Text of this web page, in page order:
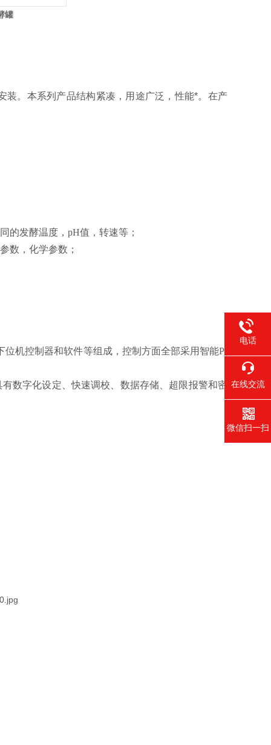
罐
装。本系列产品结构紧凑，用途广泛，性能*。在产
的发酵温度，pH值，转速等；
数，化学参数；
机控制器和软件等组成，控制方面全部采用智能PI
数字化设定、快速调校、数据存储、超限报警和密
电话
在线交流
微信扫一扫